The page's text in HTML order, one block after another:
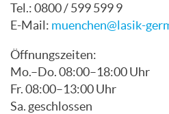
Tel.: 0800 / 599 599 9
E-Mail: muenchen@lasik-
Öffnungszeiten:
Mo.–Do. 08:00–18:00 Uhr
Fr. 08:00–13:00 Uhr
Sa. geschlossen